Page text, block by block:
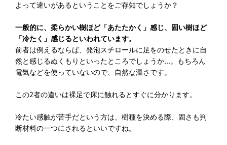
よって違いがあるということをご存知でしょうか？
一般的に、柔らかい樹ほど「あたたかく」感じ、固い樹ほど
「冷たく」感じるといわれています。
前者は例えるならば、発泡スチロールに足をのせたときに自
然と感じるぬくもりといったところでしょうか...。もちろん
電気などを使っていないので、自然な温さです。
この2者の違いは裸足で床に触れるとすぐに分かります。
冷たい感触が苦手だという方は、樹種を決める際、固さも判
断材料の一つにされるといいですね。